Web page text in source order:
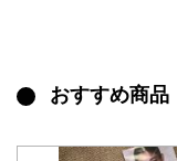
おすすめ商品